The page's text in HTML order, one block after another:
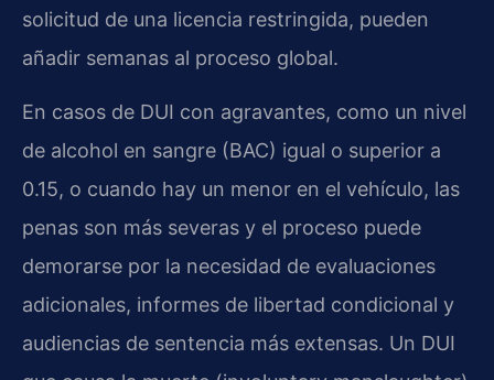
solicitud de una licencia restringida, pueden
añadir semanas al proceso global.
En casos de DUI con agravantes, como un nivel
de alcohol en sangre (BAC) igual o superior a
0.15, o cuando hay un menor en el vehículo, las
penas son más severas y el proceso puede
demorarse por la necesidad de evaluaciones
adicionales, informes de libertad condicional y
audiencias de sentencia más extensas. Un DUI